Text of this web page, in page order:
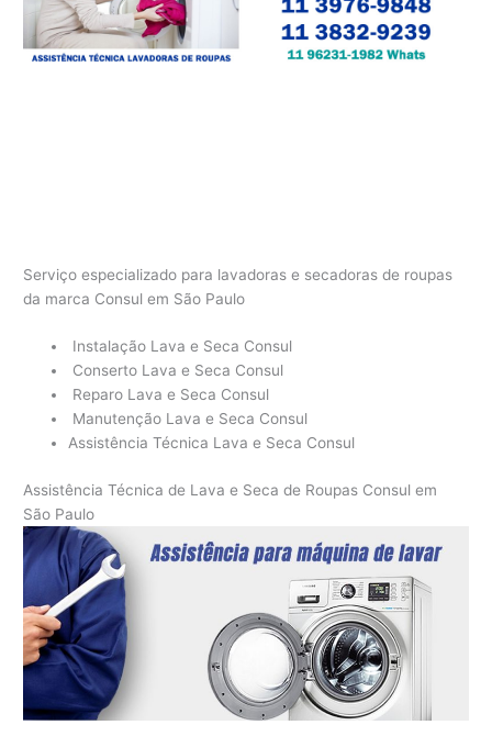
Serviço especializado para lavadoras e secadoras de roupas
da marca Consul em São Paulo
Instalação Lava e Seca Consul
Conserto Lava e Seca Consul
Reparo Lava e Seca Consul
Manutenção Lava e Seca Consul
Assistência Técnica Lava e Seca Consul
Assistência Técnica de Lava e Seca de Roupas Consul em
São Paulo